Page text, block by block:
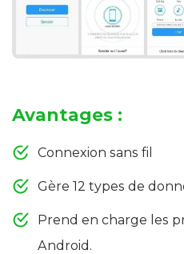
Avantages :
Connexion sans fil
Gère 12 types de
Prend en charge les
Android.